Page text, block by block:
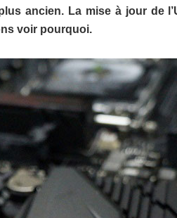
ancien. La mise à jour de
voir pourquoi.